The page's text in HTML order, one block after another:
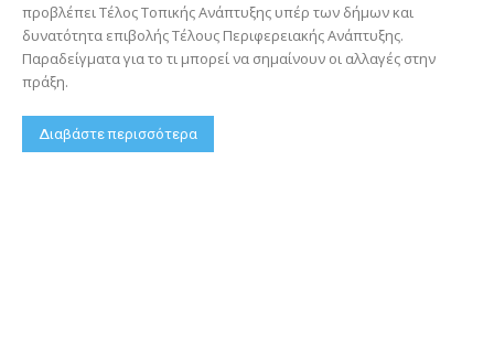
προβλέπει Τέλος Τοπικής Ανάπτυξης υπέρ των δήμων και
δυνατότητα επιβολής Τέλους Περιφερειακής Ανάπτυξης.
Παραδείγματα για το τι μπορεί να σημαίνουν οι αλλαγές στην
πράξη.
Διαβάστε περισσότερα